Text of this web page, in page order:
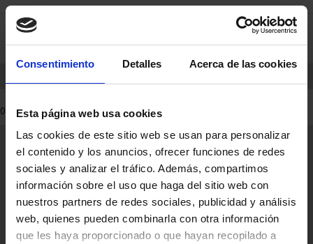
Consentimiento Detalles Acerca de las cookies
Esta página web usa cookies
Las cookies de este sitio web se usan para personalizar
el contenido y los anuncios, ofrecer funciones de redes
sociales y analizar el tráfico. Además, compartimos
información sobre el uso que haga del sitio web con
nuestros partners de redes sociales, publicidad y análisis
web, quienes pueden combinarla con otra información
que les haya proporcionado o que hayan recopilado a
saltar
contenido
Saltar
men
0
0 Productos encontrados
Información General
Contacto
Preguntas Frequentes (FAQs)
Aviso Legal
Condiciones Legales